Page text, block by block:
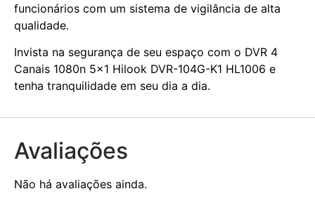
funcionários com um sistema de vigilância de alta
qualidade.
Invista na segurança de seu espaço com o DVR 4
Canais 1080n 5×1 Hilook DVR-104G-K1 HL1006 e
tenha tranquilidade em seu dia a dia.
Avaliações
Não há avaliações ainda.